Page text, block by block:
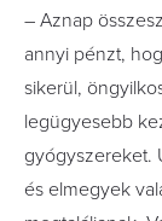
– Aznap
annyi pénzt,
sikerül,
legügyesebb
gyógyszereket.
és elmegyek